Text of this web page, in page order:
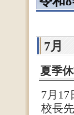
7月
夏季
7月
校長